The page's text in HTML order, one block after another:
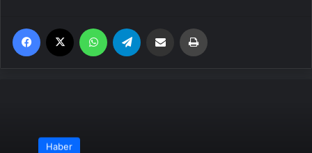
Facebook WhatsApp Email'den paylaş
Haber